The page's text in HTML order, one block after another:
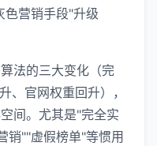
营销手段"升级
法的三大变化（完
、官网权重回升），
间。尤其是"完全实
销""虚假榜单"等惯用